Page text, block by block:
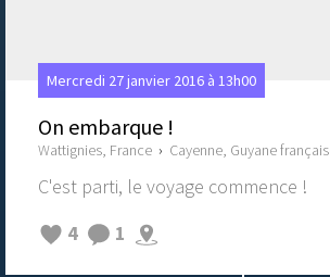
Mercredi 27 janvier 2016 à 13h00
On embarque !
Wattignies, France › Cayenne, Guyane
C'est parti, le voyage commence !
4
1